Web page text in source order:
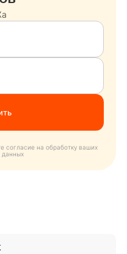
согласие на обработку ваших
данных